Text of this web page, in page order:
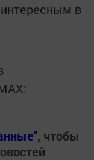
в
, чтобы